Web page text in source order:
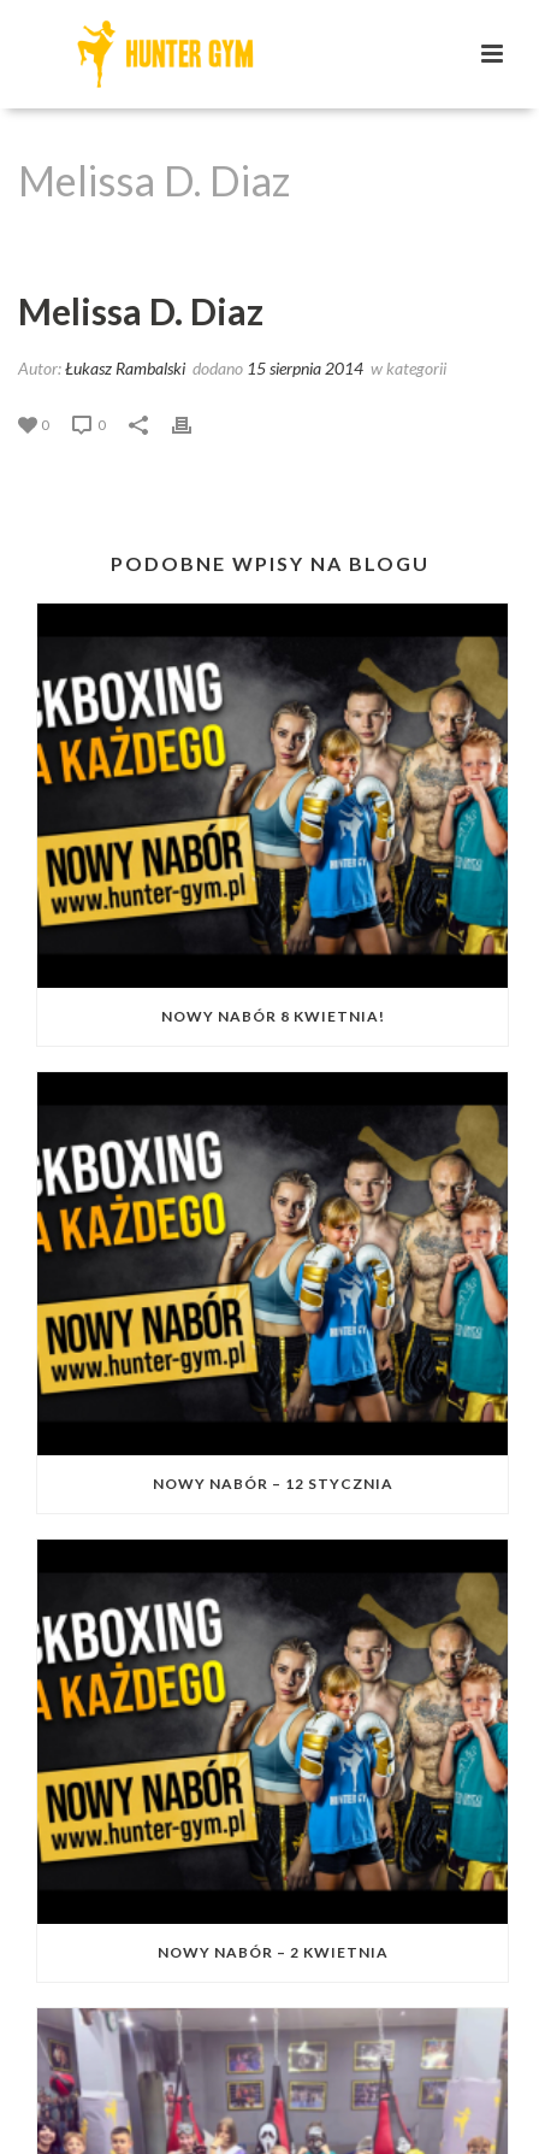
Melissa D. Diaz
Melissa D. Diaz
Autor:Łukasz Rambalski dodano 15 sierpnia 2014 w kategorii
0 0
PODOBNE WPISY NA BLOGU
NOWY NABÓR 8 KWIETNIA!
NOWY NABÓR – 12 STYCZNIA
NOWY NABÓR – 2 KWIETNIA